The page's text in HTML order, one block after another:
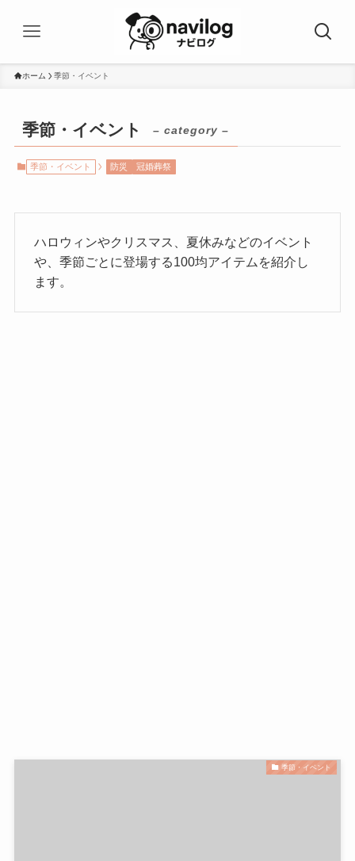
ホーム 季節・イベント
季節・イベント – category –
季節・イベント 防災 冠婚葬祭
ハロウィンやクリスマス、夏休みなどのイベント
や、季節ごとに登場する100均アイテムを紹介し
ます。
季節・イベント